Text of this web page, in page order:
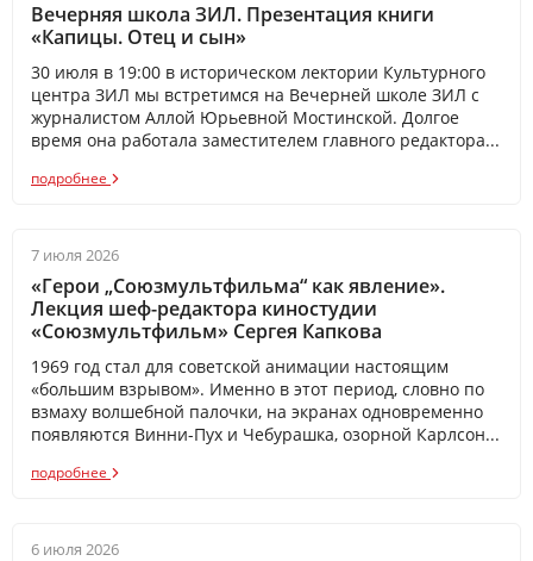
Вечерняя школа ЗИЛ. Презентация книги
«Капицы. Отец и сын»
30 июля в 19:00 в историческом лектории Культурного
центра ЗИЛ мы встретимся на Вечерней школе ЗИЛ с
журналистом Аллой Юрьевной Мостинской. Долгое
время она работала заместителем главного редактора...
подробнее
7 июля 2026
«Герои „Союзмультфильма“ как явление».
Лекция шеф-редактора киностудии
«Союзмультфильм» Сергея Капкова
1969 год стал для советской анимации настоящим
«большим взрывом». Именно в этот период, словно по
взмаху волшебной палочки, на экранах одновременно
появляются Винни-Пух и Чебурашка, озорной Карлсон...
подробнее
6 июля 2026